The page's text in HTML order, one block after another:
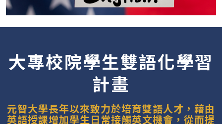
大專校院學生雙語化學習
計畫
元智大學長年以來致力於培育雙語人才，藉由
英語授課增加學生日常接觸英文機會，從而提